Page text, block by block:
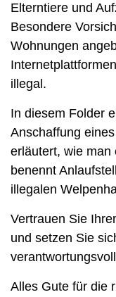
Elterntiere und
Besondere
Wohnungen
illegal.
In diesem Folder
Anschaffung
erläutert, wie man
benennt
illegalen
Vertrauen Sie
und setzen Sie
Alles Gute für die